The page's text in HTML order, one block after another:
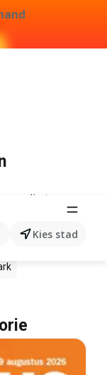
producten...
Kies stad
die term.
te